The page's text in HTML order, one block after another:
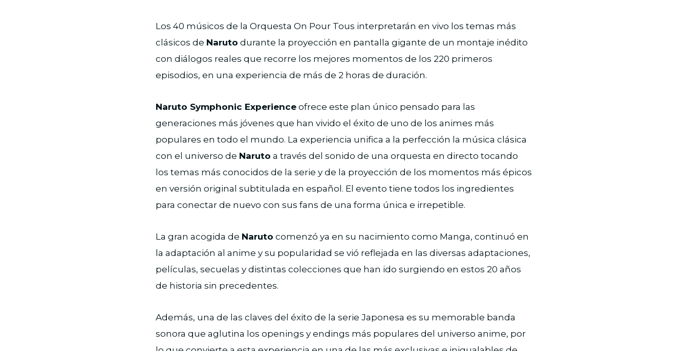
Los 40 músicos de la Orquesta On Pour Tous interpretarán en vivo los temas más
clásicos de Naruto durante la proyección en pantalla gigante de un montaje inédito
con diálogos reales que recorre los mejores momentos de los 220 primeros
episodios, en una experiencia de más de 2 horas de duración.
Naruto Symphonic Experience ofrece este plan único pensado para las
generaciones más jóvenes que han vivido el éxito de uno de los animes más
populares en todo el mundo. La experiencia unifica a la perfección la música clásica
con el universo de Naruto a través del sonido de una orquesta en directo tocando
los temas más conocidos de la serie y de la proyección de los momentos más épicos
en versión original subtitulada en español. El evento tiene todos los ingredientes
para conectar de nuevo con sus fans de una forma única e irrepetible.
La gran acogida de Naruto comenzó ya en su nacimiento como Manga, continuó en
la adaptación al anime y su popularidad se vió reflejada en las diversas adaptaciones,
películas, secuelas y distintas colecciones que han ido surgiendo en estos 20 años
de historia sin precedentes.
Además, una de las claves del éxito de la serie Japonesa es su memorable banda
sonora que aglutina los openings y endings más populares del universo anime, por